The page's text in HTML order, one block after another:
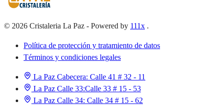
© 2026 Cristaleria La Paz - Powered by 111x .
Política de protección y tratamiento de datos
Términos y condiciones legales
La Paz Cabecera: Calle 41 # 32 - 11
La Paz Calle 33:Calle 33 # 15 - 53
La Paz Calle 34: Calle 34 # 15 - 62